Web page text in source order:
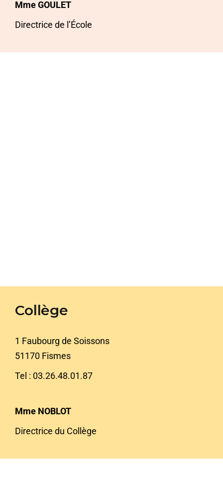
Mme GOULET
Directrice de l’École
Collège
1 Faubourg de Soissons
51170 Fismes
Tel : 03.26.48.01.87
Mme NOBLOT
Directrice du Collège